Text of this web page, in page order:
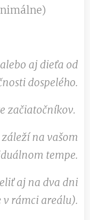
aj dieťa od
dospelého.
začiatočníkov.
na vašom
tempe.
aj na dva dni
rámci areálu).